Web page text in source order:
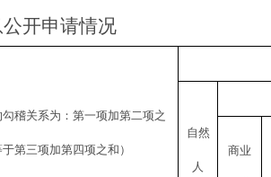
开申请情况
稽关系为：第一项加第二项之
第三项加第四项之和）
自然
人
商业